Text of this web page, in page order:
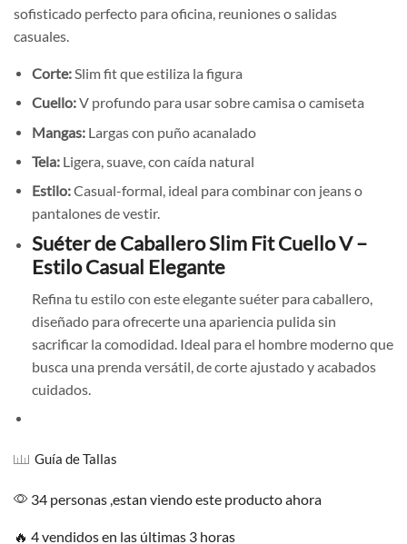
sofisticado perfecto para oficina, reuniones o salidas
casuales.
Corte: Slim fit que estiliza la figura
Cuello:V profundo para usar sobre camisa o camiseta
Mangas: Largas con puño acanalado
Tela: Ligera, suave, con caída natural
Estilo:Casual-formal, ideal para combinar con jeans o
pantalones de vestir.
Suéter de Caballero Slim Fit Cuello V –
Estilo Casual Elegante
Refina tu estilo con este elegante suéter para caballero,
diseñado para ofrecerte una apariencia pulida sin
sacrificar la comodidad. Ideal para el hombre moderno que
busca una prenda versátil, de corte ajustado y acabados
cuidados.
Guía de Tallas
34 personas ,estan viendo este producto ahora
🔥 4 vendidos en las últimas 3 horas